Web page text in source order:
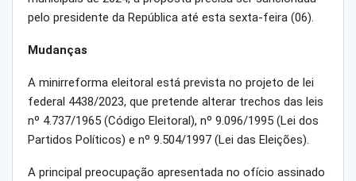
pelo presidente da República até esta sexta-feira (06).
Mudanças
A minirreforma eleitoral está prevista no projeto de lei
federal 4438/2023, que pretende alterar trechos das leis
nº 4.737/1965 (Código Eleitoral), nº 9.096/1995 (Lei dos
Partidos Políticos) e nº 9.504/1997 (Lei das Eleições).
A principal preocupação apresentada no ofício assinado